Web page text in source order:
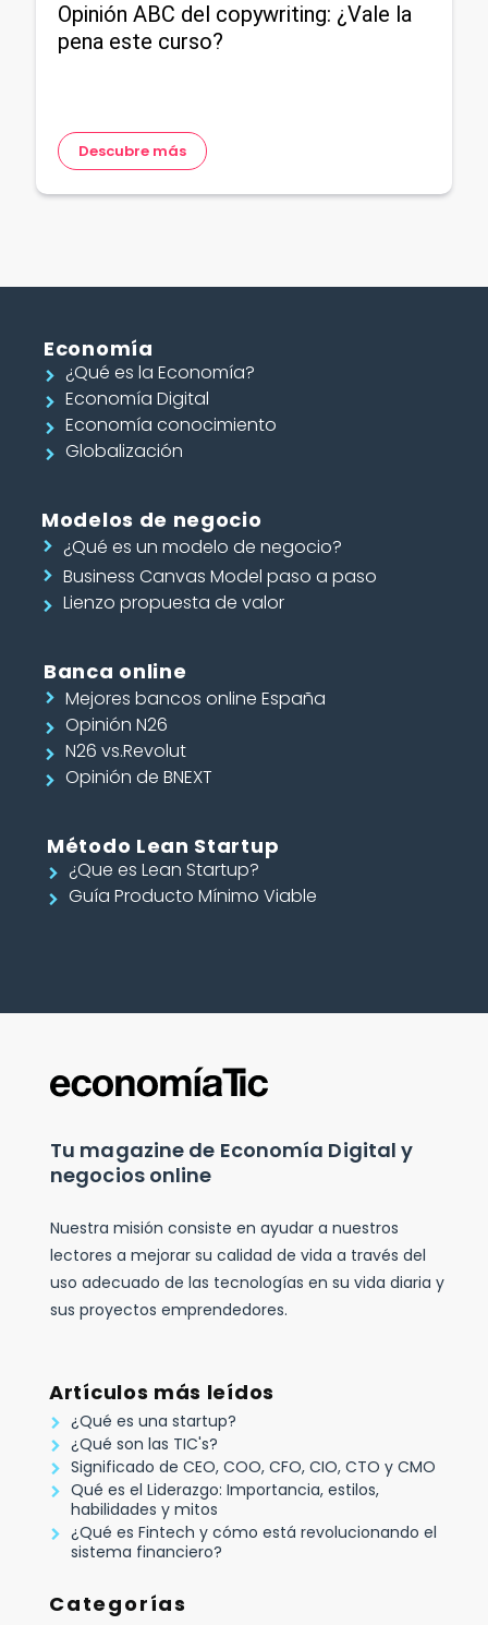
Opinión ABC del copywriting: ¿Vale la
pena este curso?
Descubre más
Economía
¿Qué es la Economía?
Economía Digital
Economía conocimiento
Globalización
Modelos de negocio
¿Qué es un modelo de negocio?
Business Canvas Model paso a paso
Lienzo propuesta de valor
Banca online
Mejores bancos online España
Opinión N26
N26 vs.Revolut
Opinión de BNEXT
Método Lean Startup
¿Que es Lean Startup?
Guía Producto Mínimo Viable
Tu magazine de Economía Digital y
negocios online
Nuestra misión consiste en ayudar a nuestros
lectores a mejorar su calidad de vida a través del
uso adecuado de las tecnologías en su vida diaria y
sus proyectos emprendedores.
Artículos más leídos
¿Qué es una startup?
¿Qué son las TIC's?
Significado de CEO, COO, CFO, CIO, CTO y CMO
Qué es el Liderazgo: Importancia, estilos,
habilidades y mitos
¿Qué es Fintech y cómo está revolucionando el
sistema financiero?
Categorías